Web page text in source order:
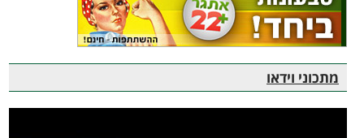
מתכוני וידאו